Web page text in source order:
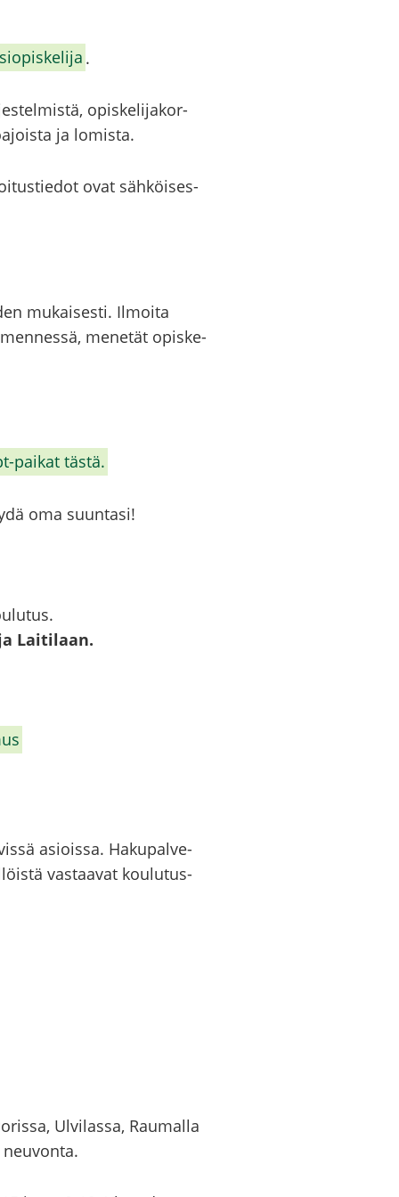
.
opis­ke­li­ja­kor­
ja lo­mis­ta.
ovat säh­köi­ses­
mu­kai­ses­ti. Il­moi­ta
me­ne­tät opis­ke­
​paikat tästä.
oma suun­ta­si!
Lai­ti­laan.
asiois­sa. Ha­ku­pal­ve­
vas­taa­vat kou­lu­tus­
Ul­vi­las­sa, Rau­mal­la